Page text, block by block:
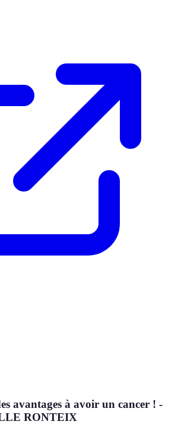
avantages à avoir un cancer ! -
RONTEIX